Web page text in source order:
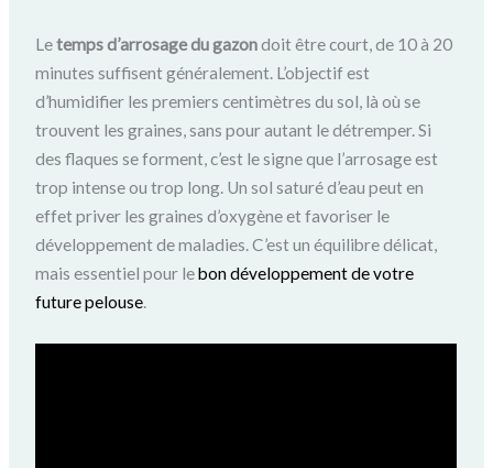
Letemps d’arrosage du gazondoit être court, de 10 à 20
minutes suffisent généralement. L’objectif est
d’humidifier les premiers centimètres du sol, là où se
trouvent les graines, sans pour autant le détremper. Si
des flaques se forment, c’est le signe que l’arrosage est
trop intense ou trop long. Un sol saturé d’eau peut en
effet priver les graines d’oxygène et favoriser le
développement de maladies. C’est un équilibre délicat,
mais essentiel pour lebon développement de votre
future pelouse.